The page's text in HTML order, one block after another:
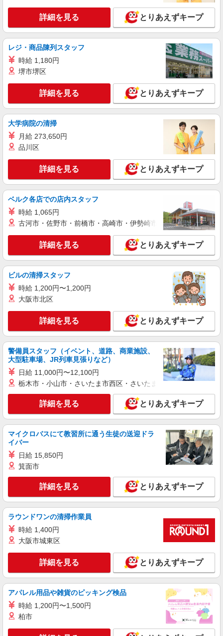
詳細を見る とりあえずキープ
レジ・商品陳列スタッフ
時給 1,180円
堺市堺区
詳細を見る とりあえずキープ
大学病院の清掃
月給 273,650円
品川区
詳細を見る とりあえずキープ
ベルク各店での店内スタッフ
時給 1,065円
古河市・佐野市・前橋市・高崎市・伊勢崎市・太田市・館林市
詳細を見る とりあえずキープ
ビルの清掃スタッフ
時給 1,200円〜1,200円
大阪市北区
詳細を見る とりあえずキープ
警備員スタッフ（イベント、道路、商業施設、
大型駐車場、JR列車見張りなど）
日給 11,000円〜12,100円
栃木市・小山市・さいたま市西区・さいたま市岩槻区・久喜市・
詳細を見る とりあえずキープ
マイクロバスにて教習所に通う生徒の送迎ドラ
イバー
日給 15,850円
箕面市
詳細を見る とりあえずキープ
ラウンドワンの清掃作業員
時給 1,400円
大阪市城東区
詳細を見る とりあえずキープ
アパレル用品や雑貨のピッキング検品
時給 1,200円〜1,500円
柏市